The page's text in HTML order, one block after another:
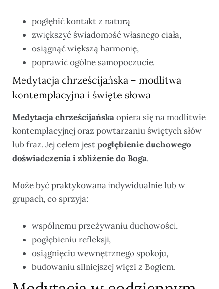
pogłębić kontakt z naturą,
zwiększyć świadomość własnego ciała,
osiągnąć większą harmonię,
poprawić ogólne samopoczucie.
Medytacja chrześcijańska – modlitwa
kontemplacyjna i święte słowa
Medytacja chrześcijańskaopiera się na modlitwie
kontemplacyjnej oraz powtarzaniu świętych słów
lub fraz. Jej celem jestpogłębienie duchowego
doświadczenia i zbliżenie do Boga.
Może być praktykowana indywidualnie lub w
grupach, co sprzyja:
wspólnemu przeżywaniu duchowości,
pogłębieniu refleksji,
osiągnięciu wewnętrznego spokoju,
budowaniu silniejszej więzi z Bogiem.